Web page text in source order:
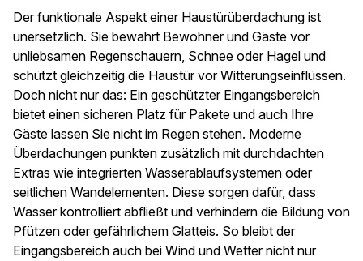
Der funktionale Aspekt einer Haustürüberdachung ist
unersetzlich. Sie bewahrt Bewohner und Gäste vor
unliebsamen Regenschauern, Schnee oder Hagel und
schützt gleichzeitig die Haustür vor Witterungseinflüssen.
Doch nicht nur das: Ein geschützter Eingangsbereich
bietet einen sicheren Platz für Pakete und auch Ihre
Gäste lassen Sie nicht im Regen stehen. Moderne
Überdachungen punkten zusätzlich mit durchdachten
Extras wie integrierten Wasserablaufsystemen oder
seitlichen Wandelementen. Diese sorgen dafür, dass
Wasser kontrolliert abfließt und verhindern die Bildung von
Pfützen oder gefährlichem Glatteis. So bleibt der
Eingangsbereich auch bei Wind und Wetter nicht nur